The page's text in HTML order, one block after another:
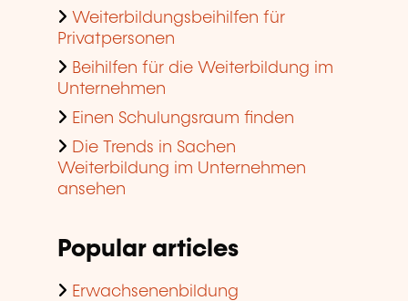
Weiterbildungsbeihilfen für
Privatpersonen
Beihilfen für die Weiterbildung im
Unternehmen
Einen Schulungsraum finden
Die Trends in Sachen
Weiterbildung im Unternehmen
ansehen
Popular articles
Erwachsenenbildung